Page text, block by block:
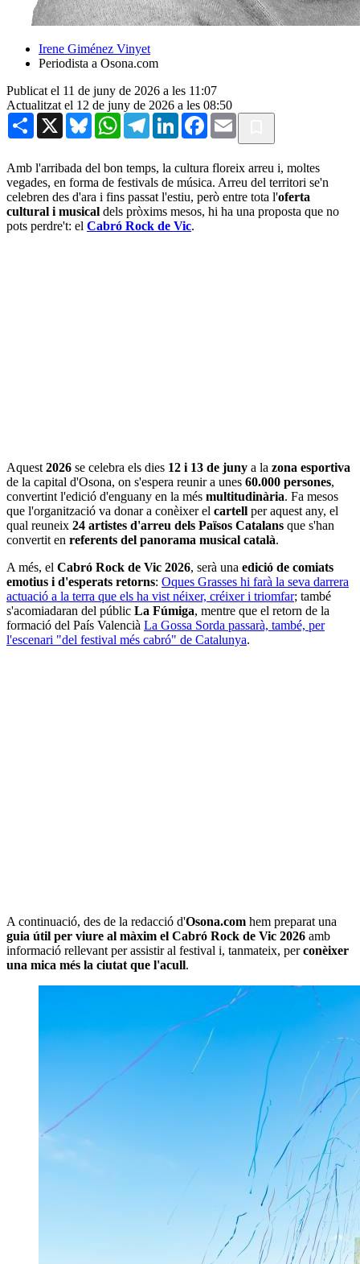
Irene Giménez Vinyet
Periodista a Osona.com
Publicat el 11 de juny de 2026 a les 11:07
Actualitzat el 12 de juny de 2026 a les 08:50
Share X BlueskyWhatsAppTelegramLinkedInFacebook
Email
Amb l'arribada del bon temps, la cultura floreix arreu i, moltes
vegades, en forma de festivals de música. Arreu del territori se'n
celebren des d'ara i fins passat l'estiu, però entre tota l'oferta
cultural i musical dels pròxims mesos, hi ha una proposta que no
pots perdre't: el Cabró Rock de Vic.
Aquest 2026 se celebra els dies 12 i 13 de juny a la zona esportiva
de la capital d'Osona, on s'espera reunir a unes 60.000 persones,
convertint l'edició d'enguany en la més multitudinària. Fa mesos
que l'organització va donar a conèixer el cartell per aquest any, el
qual reuneix 24 artistes d'arreu dels Països Catalans que s'han
convertit en referents del panorama musical català.
A més, el Cabró Rock de Vic 2026, serà una edició de comiats
emotius i d'esperats retorns: Oques Grasses hi farà la seva darrera
actuació a la terra que els ha vist néixer, créixer i triomfar; també
s'acomiadaran del públic La Fúmiga, mentre que el retorn de la
formació del País Valencià La Gossa Sorda passarà, també, per
l'escenari "del festival més cabró" de Catalunya.
A continuació, des de la redacció d'Osona.com hem preparat una
guia útil per viure al màxim el Cabró Rock de Vic 2026 amb
informació rellevant per assistir al festival i, tanmateix, perconèixer
una mica més la ciutat que l'acull.